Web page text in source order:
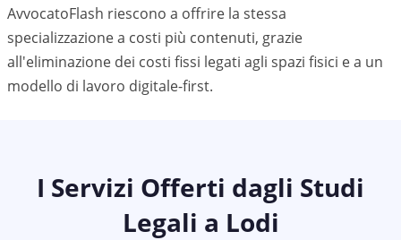
AvvocatoFlash riescono a offrire la stessa
specializzazione a costi più contenuti, grazie
all'eliminazione dei costi fissi legati agli spazi fisici e a un
modello di lavoro digitale-first.
I Servizi Offerti dagli Studi
Legali a Lodi